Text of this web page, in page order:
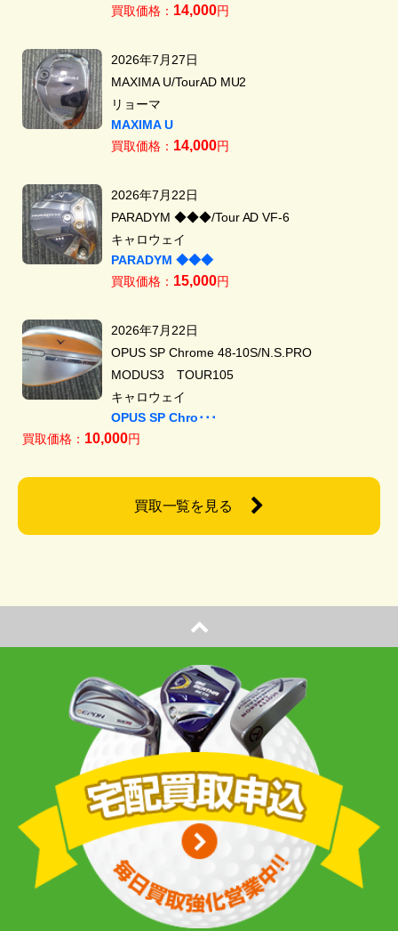
買取価格： 14,000円
2026年7月27日
MAXIMA U/TourAD MU2
リョーマ
MAXIMA U
買取価格： 14,000円
2026年7月22日
PARADYM ◆◆◆/Tour AD VF-6
キャロウェイ
PARADYM ◆◆◆
買取価格： 15,000円
2026年7月22日
OPUS SP Chrome 48-10S/N.S.PRO
MODUS3 TOUR105
キャロウェイ
OPUS SP Chro･･･
買取価格： 10,000円
買取一覧を見る